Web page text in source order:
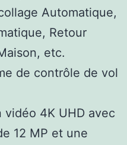
Automatique,
Retour
etc.
de contrôle de vol
4K UHD avec
12 MP et une